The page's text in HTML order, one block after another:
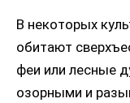
В некоторых
обитают
феи или лесные
озорными и